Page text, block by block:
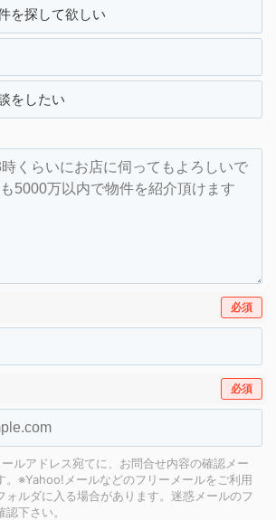
を探して欲しい
をしたい
必須
必須
ルアドレス宛てに、お問合せ内容の確認メー
※Yahoo!メールなどのフリーメールをご利用
ルダに入る場合があります。 迷惑メールのフ
下さい。